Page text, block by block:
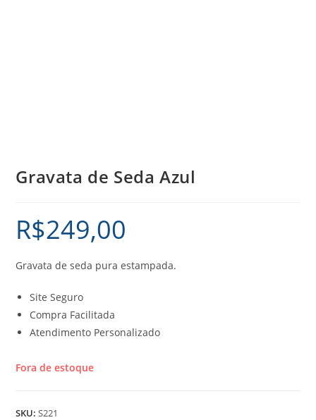
Gravata de Seda Azul
R$249,00
Gravata de seda pura estampada.
Site Seguro
Compra Facilitada
Atendimento Personalizado
Fora de estoque
SKU:S221